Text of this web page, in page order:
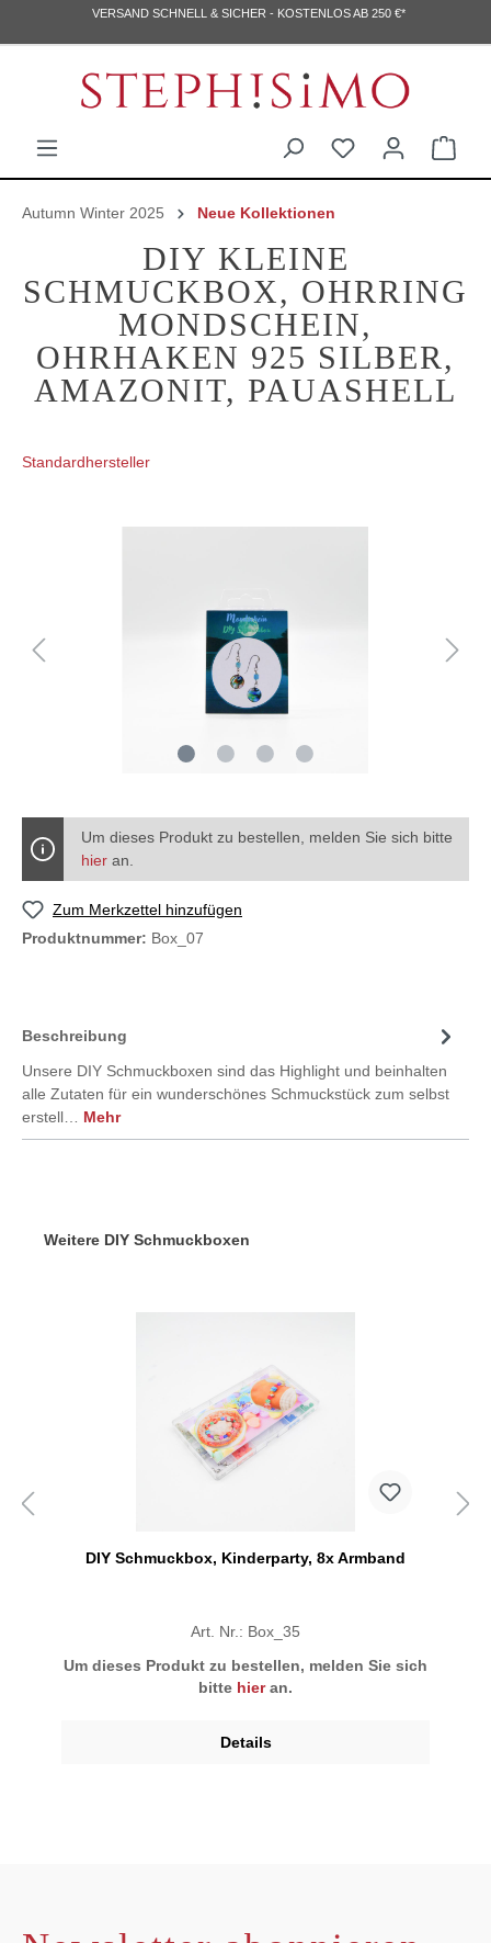
VERSAND SCHNELL & SICHER - KOSTENLOS AB 250 €*
Autumn Winter 2025 Neue Kollektionen
DIY KLEINE
SCHMUCKBOX, OHRRING
MONDSCHEIN,
OHRHAKEN 925 SILBER,
AMAZONIT, PAUASHELL
Standardhersteller
Um dieses Produkt zu bestellen, melden Sie sich bitte
hier an.
Zum Merkzettel hinzufügen
Produktnummer: Box_07
Beschreibung
Unsere DIY Schmuckboxen sind das Highlight und beinhalten
alle Zutaten für ein wunderschönes Schmuckstück zum selbst
erstell… Mehr
Weitere DIY Schmuckboxen
DIY Schmuckbox, Kinderparty, 8x Armband
Art. Nr.: Box_35
Um dieses Produkt zu bestellen, melden Sie sich
bitte hieran.
Details